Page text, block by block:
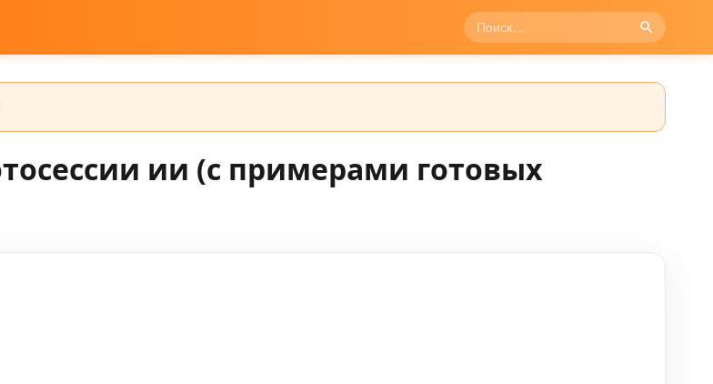
ии (с примерами готовых